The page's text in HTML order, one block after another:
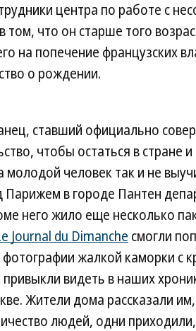
центра по работе с
том, что он старше того
на попечение французских
о рождении.
ставший официально
чтобы остаться в стране
человек так и не
в городе Пантен
него жило еще несколько
Journal du Dimanche смогли
жалкой каморки с
видеть в наших
Жители дома рассказали
людей, одни